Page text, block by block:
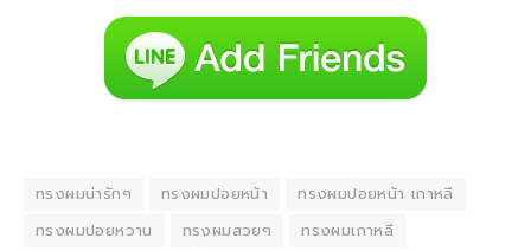
ทรงผมน่ารักๆ ทรงผมปอยหน้า
ทรงผมปอยหน้า เกาหลี
ทรงผมปอยหวาน
ทรงผมสวยๆ
ทรงผมเกาหลี